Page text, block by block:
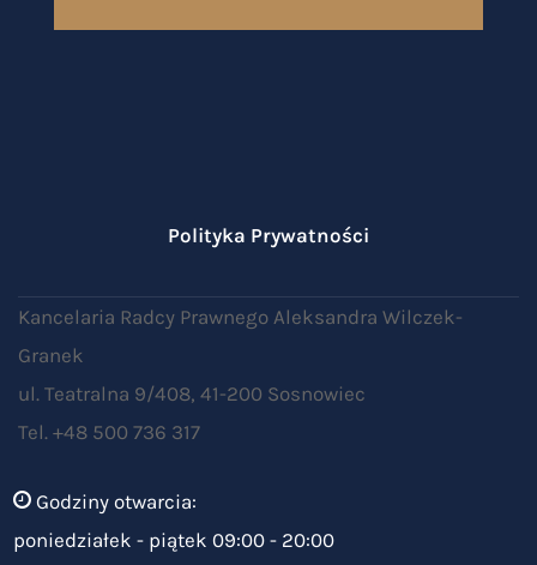
Polityka Prywatności
Kancelaria Radcy Prawnego Aleksandra Wilczek-
Granek
ul. Teatralna 9/408, 41-200 Sosnowiec
Tel. +48 500 736 317
Godziny otwarcia:
poniedziałek - piątek 09:00 - 20:00